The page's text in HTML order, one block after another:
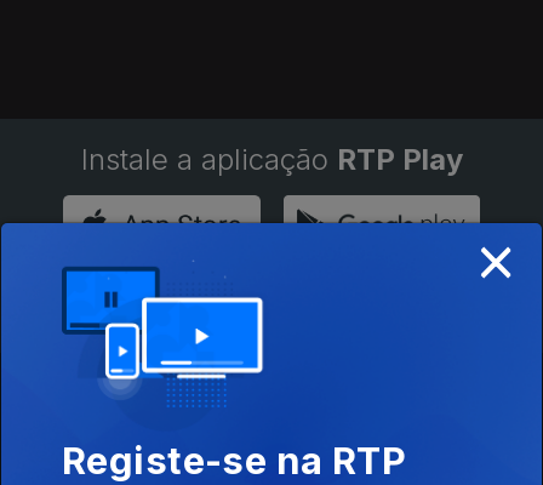
Instale a aplicação RTP Play
Disponível para iOS, Android, Apple TV, Android TV e
CarPlay
×
Registe-se na RTP